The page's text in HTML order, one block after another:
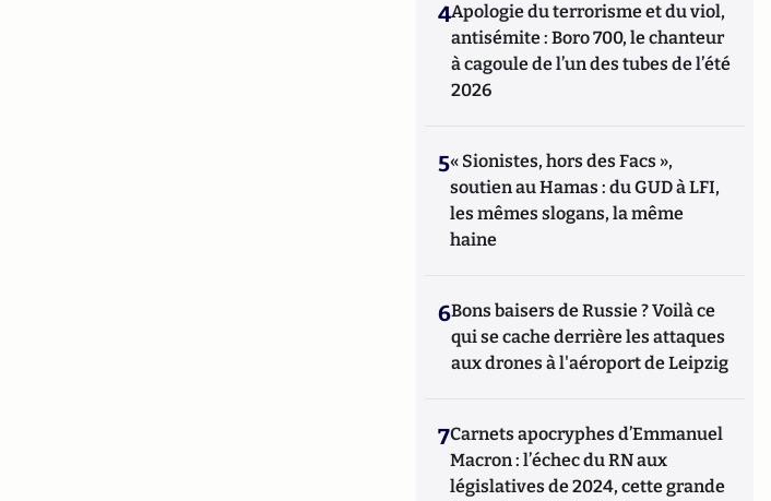
4Apologie du terrorisme et du viol,
antisémite : Boro 700, le chanteur
à cagoule de l’un des tubes de l’été
2026
5« Sionistes, hors des Facs »,
soutien au Hamas : du GUD à LFI,
les mêmes slogans, la même
haine
6Bons baisers de Russie ? Voilà ce
qui se cache derrière les attaques
aux drones à l'aéroport de Leipzig
7Carnets apocryphes d’Emmanuel
Macron : l’échec du RN aux
législatives de 2024, cette grande